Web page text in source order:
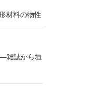
材料の物性
雑誌から垣